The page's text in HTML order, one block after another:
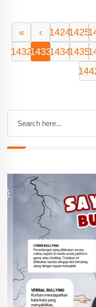
« ‹ 14241425
1432143314341435